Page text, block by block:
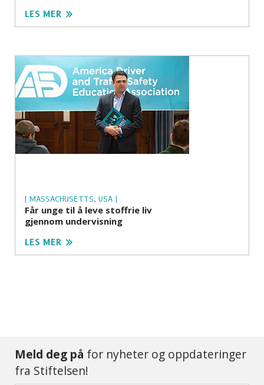
LES MER
| MASSACHUSETTS, USA |
Får unge til å leve stoffrie liv
gjennom undervisning
LES MER
Meld deg på for nyheter og oppdateringer
fra Stiftelsen!